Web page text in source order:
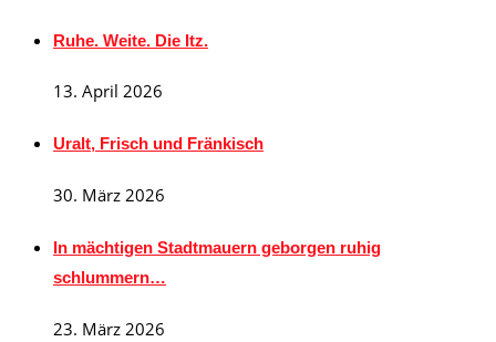
Ruhe. Weite. Die Itz.
13. April 2026
Uralt, Frisch und Fränkisch
30. März 2026
In mächtigen Stadtmauern geborgen ruhig
schlummern…
23. März 2026